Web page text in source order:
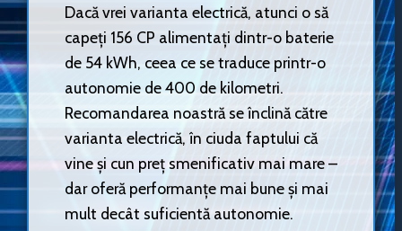
Dacă vrei varianta electrică, atunci o să
capeți 156 CP alimentați dintr-o baterie
de 54 kWh, ceea ce se traduce printr-o
autonomie de 400 de kilometri.
Recomandarea noastră se înclină către
varianta electrică, în ciuda faptului că
vine și cun preț smenificativ mai mare –
dar oferă performanțe mai bune și mai
mult decât suficientă autonomie.